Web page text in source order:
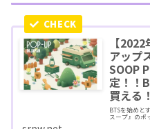
【
アップ
SOOP
定！！
買える！
BTSを始めと
スープ』のポ